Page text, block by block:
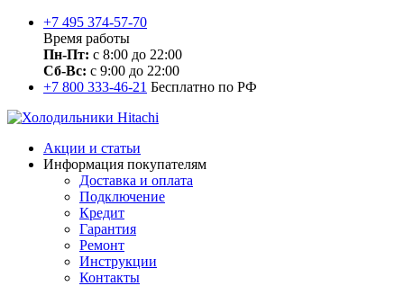
+7 495 374-57-70
Время работы
Пн-Пт: с 8:00 до 22:00
Сб-Вс: с 9:00 до 22:00
+7 800 333-46-21 Бесплатно по РФ
Акции и статьи
Информация покупателям
Доставка и оплата
Подключение
Кредит
Гарантия
Ремонт
Инструкции
Контакты